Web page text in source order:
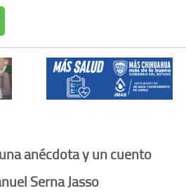
anécdota y un cuento
Serna Jasso